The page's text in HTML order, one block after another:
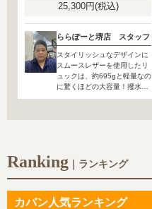
25,300円(税込)
ららぽーと堺店 スタッフ
スタイリッシュなデザインに
スムースレザーを使用したリ
ュックは、約695gと軽量なの
に驚くほどの大容量！撥水加
Ranking ｜ランキング
カバン人気ランキング